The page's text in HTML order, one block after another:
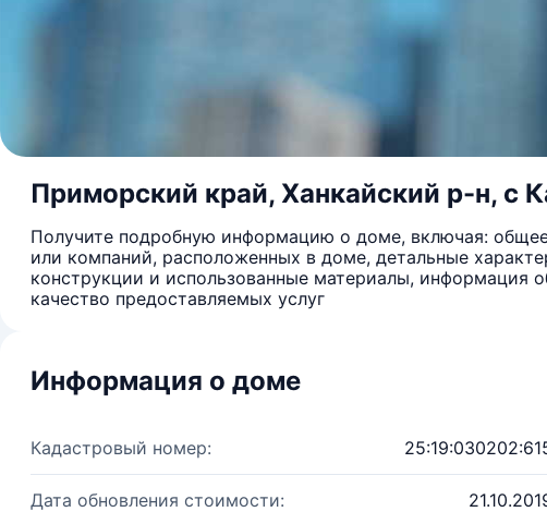
Приморский край, Ханкайский р-н, с
Получите подробную информацию о доме, включая:
или компаний, расположенных в доме, детальные
конструкции и использованные материалы, информация
качество предоставляемых услуг
Информация о доме
Кадастровый номер:
Дата обновления стоимости: